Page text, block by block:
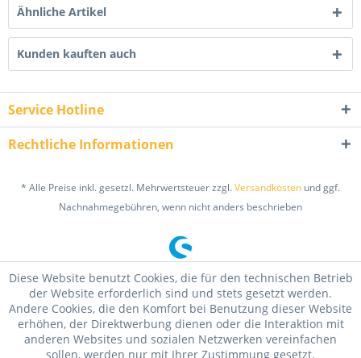
Ähnliche Artikel
Kunden kauften auch
Service Hotline
Rechtliche Informationen
* Alle Preise inkl. gesetzl. Mehrwertsteuer zzgl.Versandkosten und ggf.
Nachnahmegebühren, wenn nicht anders beschrieben
Diese Website benutzt Cookies, die für den technischen Betrieb
der Website erforderlich sind und stets gesetzt werden.
Andere Cookies, die den Komfort bei Benutzung dieser Website
erhöhen, der Direktwerbung dienen oder die Interaktion mit
anderen Websites und sozialen Netzwerken vereinfachen
sollen, werden nur mit Ihrer Zustimmung gesetzt.